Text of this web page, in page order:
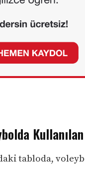
tabloda,